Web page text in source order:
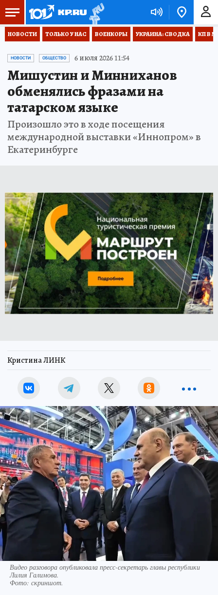
НОВОСТИ ТОЛЬКО У НАС ВОЕНКОРЫ УКРАИНА: СВОДКА КП В
НОВОСТИ ОБЩЕСТВО 6 июля 2026 11:54
Мишустин и Минниханов
обменялись фразами на
татарском языке
Произошло это в ходе посещения
международной выставки «Иннопром» в
Екатеринбурге
Кристина ЛИНК
Видео разговора опубликовала пресс-секретарь главы республики
Лилия Галимова.
Фото: скриншот.